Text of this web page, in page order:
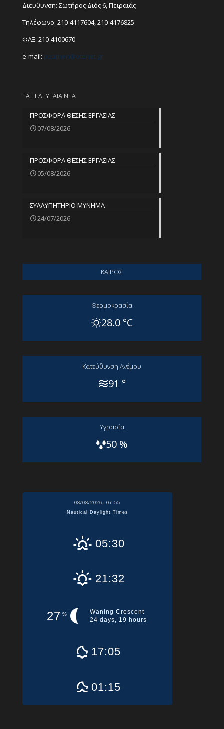
Διευθυνση: Σωτήρος Διός 6, Πειραιάς
Τηλέφωνο: 210-4117604,210-4176825
ΦΑΞ: 210-4100670
e-mail: peathen@otenet.gr
ΤΑ ΤΕΛΕΥΤΑΙΑ ΝΕΑ
ΠΡΟΣΦΟΡΑ ΘΕΣΗΣ ΕΡΓΑΣΙΑΣ
07/08/2026
ΠΡΟΣΦΟΡΑ ΘΕΣΗΣ ΕΡΓΑΣΙΑΣ
05/08/2026
ΣΥΛΛΥΠΗΤΗΡΙΟ ΜΥΝΗΜΑ
24/07/2026
ΚΑΙΡΟΣ
Θερμοκρασία
28.0 °C
Kατεύθυνση Aνέμου
91 °
Yγρασία
50 %
08/08/2026, 07:55
Nautical Daylight Times
05:30
21:32
27 %
Waning Crescent
24 days, 19 hours
17:05
01:15